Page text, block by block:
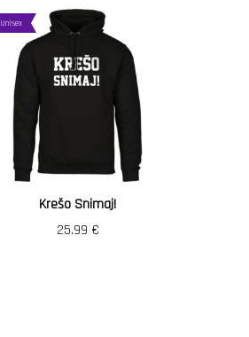
Unisex
Krešo Snimaj!
25.99 €